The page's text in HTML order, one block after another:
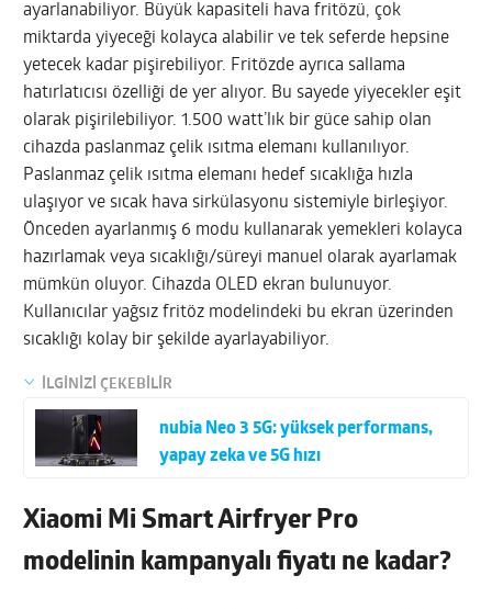
ayarlanabiliyor. Büyük kapasiteli hava fritözü, çok
miktarda yiyeceği kolayca alabilir ve tek seferde hepsine
yetecek kadar pişirebiliyor. Fritözde ayrıca sallama
hatırlatıcısı özelliği de yer alıyor. Bu sayede yiyecekler eşit
olarak pişirilebiliyor. 1.500 watt’lık bir güce sahip olan
cihazda paslanmaz çelik ısıtma elemanı kullanılıyor.
Paslanmaz çelik ısıtma elemanı hedef sıcaklığa hızla
ulaşıyor ve sıcak hava sirkülasyonu sistemiyle birleşiyor.
Önceden ayarlanmış 6 modu kullanarak yemekleri kolayca
hazırlamak veya sıcaklığı/süreyi manuel olarak ayarlamak
mümkün oluyor. Cihazda OLED ekran bulunuyor.
Kullanıcılar yağsız fritöz modelindeki bu ekran üzerinden
sıcaklığı kolay bir şekilde ayarlayabiliyor.
İLGİNİZİ ÇEKEBİLİR
nubia Neo 3 5G: yüksek performans,
yapay zeka ve 5G hızı
Xiaomi Mi Smart Airfryer Pro
modelinin kampanyalı fiyatı ne kadar?